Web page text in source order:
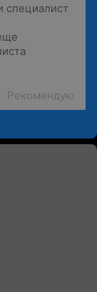
Рекомендую